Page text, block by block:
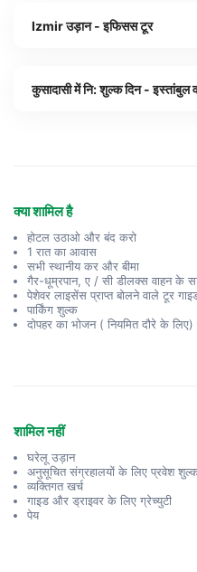
Izmir उड़ान - इफिसस टूर
कुसादासी में नि: शुल्क दिन - इस्तांबुल
क्या शामिल है
होटल उठाओ और बंद करो
1 रात का आवास
सभी स्थानीय कर और बीमा
गैर-धूम्रपान, ए / सी डीलक्स वाहन के
पेशेवर लाइसेंस प्राप्त बोलने वाले टूर
पार्किंग शुल्क
दोपहर का भोजन ( नियमित दौरे के लिए)
शामिल नहीं
घरेलू उड़ान
अनुसूचित संग्रहालयों के लिए प्रवेश
व्यक्तिगत खर्च
गाइड और ड्राइवर के लिए ग्रेच्युटी
पेय